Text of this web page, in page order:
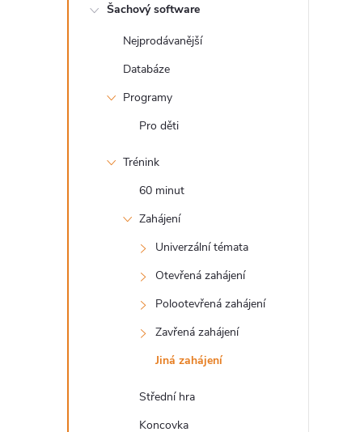
Šachový software
Nejprodávanější
Databáze
Programy
Pro děti
Trénink
60 minut
Zahájení
Univerzální témata
Otevřená zahájení
Polootevřená zahájení
Zavřená zahájení
Jiná zahájení
Střední hra
Koncovka